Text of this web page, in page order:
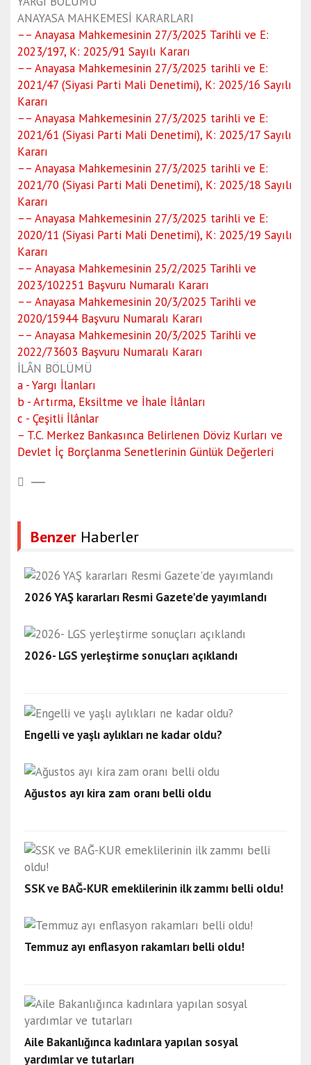
ANAYASA MAHKEMESİ KARARLARI
–– Anayasa Mahkemesinin 27/3/2025 Tarihli ve E:
2023/197, K: 2025/91 Sayılı Kararı
–– Anayasa Mahkemesinin 27/3/2025 tarihli ve E:
2021/47 (Siyasi Parti Mali Denetimi), K: 2025/16 Sayılı
Kararı
–– Anayasa Mahkemesinin 27/3/2025 tarihli ve E:
2021/61 (Siyasi Parti Mali Denetimi), K: 2025/17 Sayılı
Kararı
–– Anayasa Mahkemesinin 27/3/2025 tarihli ve E:
2021/70 (Siyasi Parti Mali Denetimi), K: 2025/18 Sayılı
Kararı
–– Anayasa Mahkemesinin 27/3/2025 tarihli ve E:
2020/11 (Siyasi Parti Mali Denetimi), K: 2025/19 Sayılı
Kararı
–– Anayasa Mahkemesinin 25/2/2025 Tarihli ve
2023/102251 Başvuru Numaralı Kararı
–– Anayasa Mahkemesinin 20/3/2025 Tarihli ve
2020/15944 Başvuru Numaralı Kararı
–– Anayasa Mahkemesinin 20/3/2025 Tarihli ve
2022/73603 Başvuru Numaralı Kararı
İLÂN BÖLÜMÜ
a - Yargı İlanları
b - Artırma, Eksiltme ve İhale İlânları
c - Çeşitli İlânlar
– T.C. Merkez Bankasınca Belirlenen Döviz Kurları ve
Devlet İç Borçlanma Senetlerinin Günlük Değerleri
Benzer Haberler
2026 YAŞ kararları Resmi Gazete'de yayımlandı
2026- LGS yerleştirme sonuçları açıklandı
Engelli ve yaşlı aylıkları ne kadar oldu?
Ağustos ayı kira zam oranı belli oldu
SSK ve BAĞ-KUR emeklilerinin ilk zammı belli oldu!
Temmuz ayı enflasyon rakamları belli oldu!
Aile Bakanlığınca kadınlara yapılan sosyal
yardımlar ve tutarları